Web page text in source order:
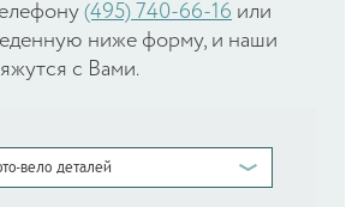
(495) 740-66-16 или
ниже форму, и наши
с Вами.
вело деталей